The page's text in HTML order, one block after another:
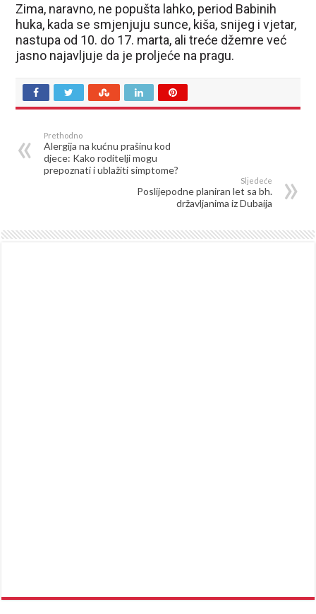
Zima, naravno, ne popušta lahko, period Babinih
huka, kada se smjenjuju sunce, kiša, snijeg i vjetar,
nastupa od 10. do 17. marta, ali treće džemre već
jasno najavljuje da je proljeće na pragu.
Prethodno
Alergija na kućnu prašinu kod
djece: Kako roditelji mogu
prepoznati i ublažiti simptome?
Sljedeće
Poslijepodne planiran let sa bh.
državljanima iz Dubaija